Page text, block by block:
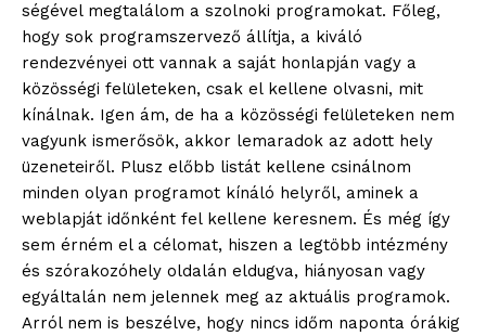
ségével megtalálom a szolnoki programokat. Főleg,
hogy sok programszervező állítja, a kiváló
rendezvényei ott vannak a saját honlapján vagy a
közösségi felületeken, csak el kellene olvasni, mit
kínálnak. Igen ám, de ha a közösségi felületeken nem
vagyunk ismerősök, akkor lemaradok az adott hely
üzeneteiről. Plusz előbb listát kellene csinálnom
minden olyan programot kínáló helyről, aminek a
weblapját időnként fel kellene keresnem. És még így
sem érném el a célomat, hiszen a legtöbb intézmény
és szórakozóhely oldalán eldugva, hiányosan vagy
egyáltalán nem jelennek meg az aktuális programok.
Arról nem is beszélve, hogy nincs időm naponta órákig